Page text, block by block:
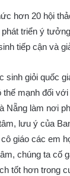
hơn 20 hội
triển ý
tiếp cận và
sinh giỏi quốc
mạnh đối
Nẵng làm nơi
lưu ý của
giáo các em
chúng ta cố
tốt hơn trong